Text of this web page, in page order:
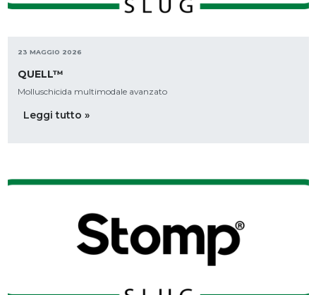
23 MAGGIO 2026
QUELL™
Molluschicida multimodale avanzato
Leggi tutto »